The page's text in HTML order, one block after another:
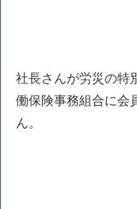
社長さんが労災の特
働保険事務組合に会
ん。